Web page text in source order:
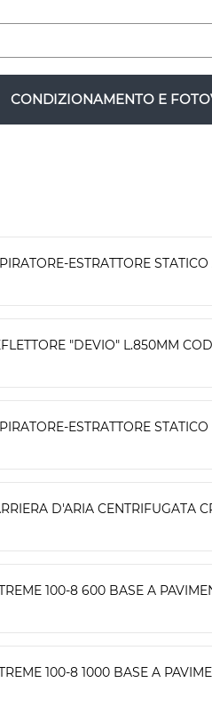
CONDIZIONAMENTO E
ESTRATTORE
"DEVIO" L.850MM
ESTRATTORE
D'ARIA CENTRIFUGATA
100-8 600 BASE A
100-8 1000 BASE A